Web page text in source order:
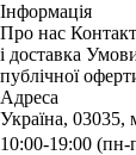
Інформація
Про нас
і доставка
публічної
Адреса
Україна, 03035,
10:00-19:00